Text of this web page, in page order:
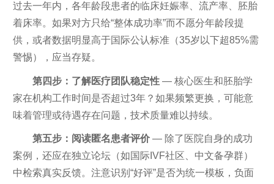
过去一年内，各年龄段患者的临床妊娠率、流产率、胚胎
着床率。如果对方只给“整体成功率”而不愿分年龄段提
供，或者数据明显高于国际公认标准（35岁以下超85%需
警惕），应当存疑。
第四步：了解医疗团队稳定性— 核心医生和胚胎学
家在机构工作时间是否超过3年？如果频繁更换，可能意
味着管理或待遇存在问题，技术质量难以持续。
第五步：阅读匿名患者评价— 除了医院自身的成功
案例，还应在独立论坛（如国际IVF社区、中文备孕群）
中检索真实反馈。注意识别“好评”是否为统一模板，负面